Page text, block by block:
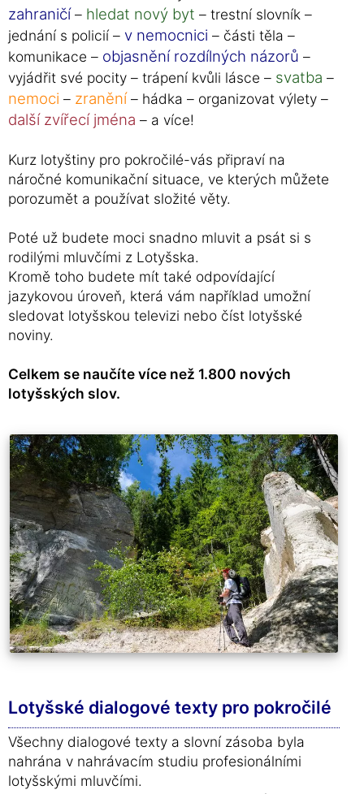
zahraničí– hledat nový byt – trestní slovník –
jednání s policií – v nemocnici – části těla –
komunikace – objasnění rozdílných názorů –
vyjádřit své pocity – trápení kvůli lásce – svatba –
nemoci – zranění– hádka – organizovat výlety –
další zvířecí jména – a více!
Kurz lotyštiny pro pokročilé-vás připraví na
náročné komunikační situace, ve kterých můžete
porozumět a používat složité věty.
Poté už budete moci snadno mluvit a psát si s
rodilými mluvčími z Lotyšska.
Kromě toho budete mít také odpovídající
jazykovou úroveň, která vám například umožní
sledovat lotyšskou televizi nebo číst lotyšské
noviny.
Celkem se naučíte více než 1.800 nových
lotyšských slov.
Lotyšské dialogové texty pro pokročilé
Všechny dialogové texty a slovní zásoba byla
nahrána v nahrávacím studiu profesionálními
lotyšskými mluvčími.